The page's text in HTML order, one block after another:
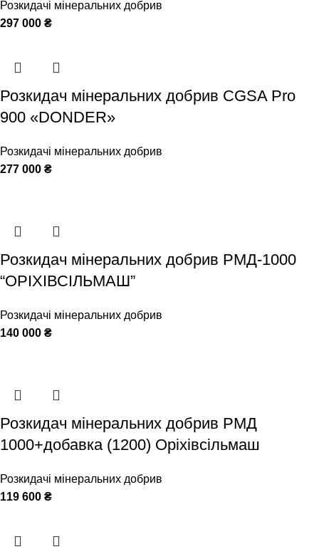
Розкидачі мінеральних добрив
297 000 ₴
Розкидач мінеральних добрив CGSA Pro
900 «DONDER»
Розкидачі мінеральних добрив
277 000 ₴
Розкидач мінеральних добрив РМД-1000
“ОРІХІВСІЛЬМАШ”
Розкидачі мінеральних добрив
140 000 ₴
Розкидач мінеральних добрив РМД
1000+добавка (1200) Оріхівсільмаш
Розкидачі мінеральних добрив
119 600 ₴